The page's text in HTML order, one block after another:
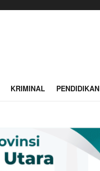
KRIMINAL PENDIDIKAN